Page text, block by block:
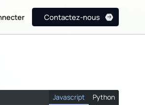
Contactez-nous
Javascript Python